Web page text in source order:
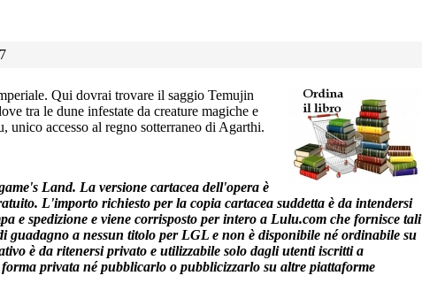
Qui dovrai trovare il saggio Temujin
tra le dune infestate da creature magiche e
unico accesso al regno sotterraneo di Agarthi.
Land. La versione cartacea dell'opera è
L'importo richiesto per la copia cartacea suddetta è da intendersi
e spedizione e viene corrisposto per intero a Lulu.com che fornisce tali
guadagno a nessun titolo per LGL e non è disponibile né ordinabile su
è da ritenersi privato e utilizzabile solo dagli utenti iscritti a
privata né pubblicarlo o pubblicizzarlo su altre piattaforme